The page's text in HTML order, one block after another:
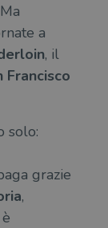
a
, il
Francisco
solo:
grazie
,